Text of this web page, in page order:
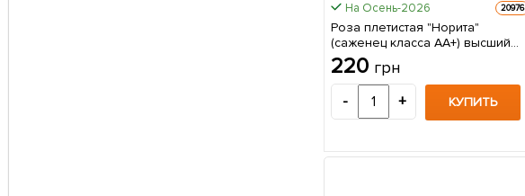
На Осень-2026 20976
Роза плетистая "Норита"
(саженец класса АА+) высший
сорт 1 шт в упаковке
220 грн
- + КУПИТЬ